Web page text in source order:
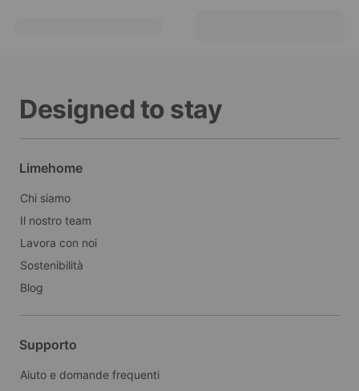
Designed to stay
Limehome
Chi siamo
Il nostro team
Lavora con noi
Sostenibilità
Blog
Supporto
Aiuto e domande frequenti